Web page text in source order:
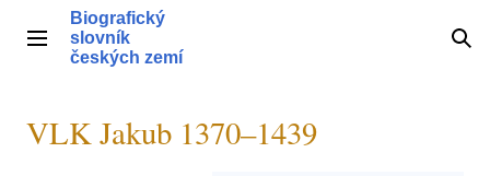
obsahHlavní menu
Biografický
slovník
českých zemí
VLK Jakub 1370–1439